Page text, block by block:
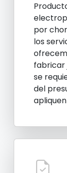
por
los
fabricar
se
del